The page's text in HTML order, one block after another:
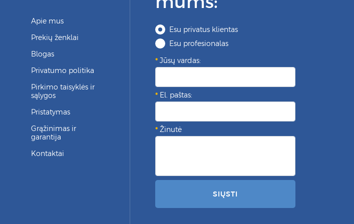
Apie mus
Prekių ženklai
Blogas
Privatumo politika
Pirkimo taisyklės ir
sąlygos
Pristatymas
Grąžinimas ir
garantija
Kontaktai
Esu privatus klientas
Esu profesionalas
Jūsų vardas:
El. paštas:
Žinutė
SIŲSTI